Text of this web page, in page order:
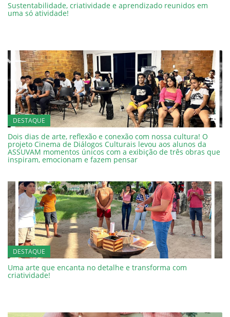
Sustentabilidade, criatividade e aprendizado reunidos em
uma só atividade!
DESTAQUE
Dois dias de arte, reflexão e conexão com nossa cultura! O
projeto Cinema de Diálogos Culturais levou aos alunos da
ASSUVAM momentos únicos com a exibição de três obras que
inspiram, emocionam e fazem pensar
DESTAQUE
Uma arte que encanta no detalhe e transforma com
criatividade!